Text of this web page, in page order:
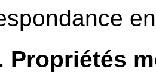
Propriétés